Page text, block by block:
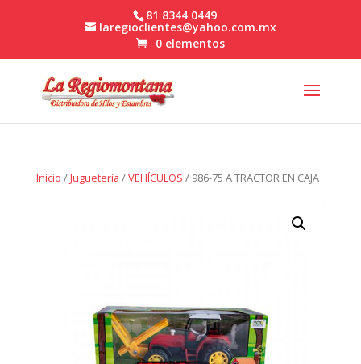
81 8344 0449
laregioclientes@yahoo.com.mx
0 elementos
Inicio /Juguetería /VEHÍCULOS / 986-75 A TRACTOR EN CAJA